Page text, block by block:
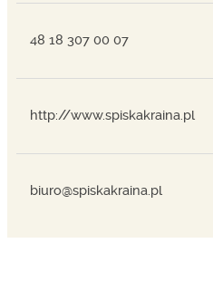
48 18 307 00 07
http://www.spiskakraina.pl
biuro@spiskakraina.pl